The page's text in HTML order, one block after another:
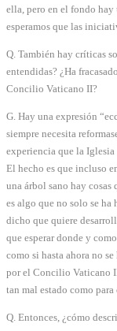
ella, pero en el fondo hay
esperamos que las
Q. También hay críticas
entendidas? ¿Ha
Concilio Vaticano II?
G. Hay una expresión
siempre necesita
experiencia que la Iglesia
El hecho es que incluso
una árbol sano hay cosas
es algo que no solo se ha
dicho que quiere
que esperar donde y
como si hasta ahora no
por el Concilio Vaticano
tan mal estado como
Q. Entonces, ¿cómo